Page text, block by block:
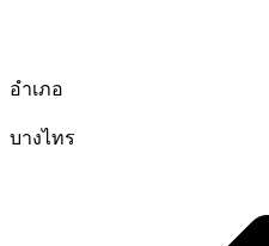
อำเภอ
บางไทร